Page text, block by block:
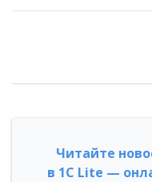
Читайте
в 1С Lite —